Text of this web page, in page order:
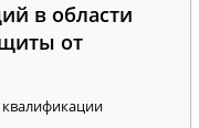
в области
от